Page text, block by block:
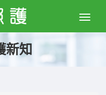
Toggle
新知